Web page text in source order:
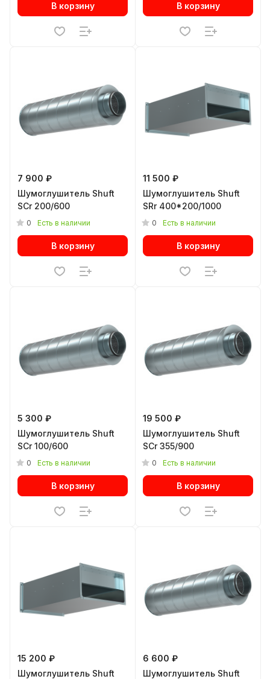
В корзину В корзину
7 900 ₽
Шумоглушитель Shuft
SCr 200/600
0 Есть в наличии
В корзину
11 500 ₽
Шумоглушитель Shuft
SRr 400*200/1000
0 Есть в наличии
В корзину
5 300 ₽
Шумоглушитель Shuft
SCr 100/600
0 Есть в наличии
В корзину
19 500 ₽
Шумоглушитель Shuft
SCr 355/900
0 Есть в наличии
В корзину
15 200 ₽
Шумоглушитель Shuft
6 600 ₽
Шумоглушитель Shuft